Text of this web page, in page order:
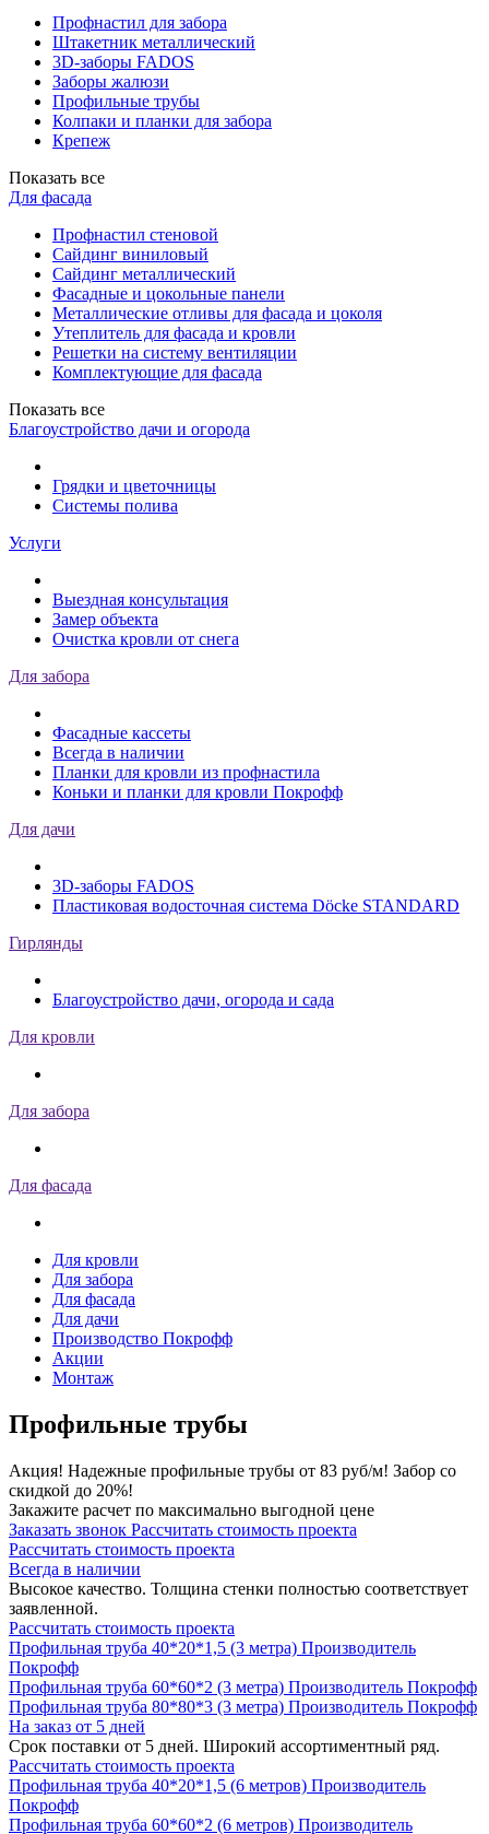
Профнастил для забора
Штакетник металлический
3D-заборы FADOS
Заборы жалюзи
Профильные трубы
Колпаки и планки для забора
Крепеж
Показать все
Для фасада
Профнастил стеновой
Сайдинг виниловый
Сайдинг металлический
Фасадные и цокольные панели
Металлические отливы для фасада и цоколя
Утеплитель для фасада и кровли
Решетки на систему вентиляции
Комплектующие для фасада
Показать все
Благоустройство дачи и огорода
Грядки и цветочницы
Системы полива
Услуги
Выездная консультация
Замер объекта
Очистка кровли от снега
Для забора
Фасадные кассеты
Всегда в наличии
Планки для кровли из профнастила
Коньки и планки для кровли Покрофф
Для дачи
3D-заборы FADOS
Пластиковая водосточная система Döcke STANDARD
Гирлянды
Благоустройство дачи, огорода и сада
Для кровли
Для забора
Для фасада
Для кровли
Для забора
Для фасада
Для дачи
Производство Покрофф
Акции
Монтаж
Профильные трубы
Акция! Надежные профильные трубы от 83 руб/м! Забор со
скидкой до 20%!
Закажите расчет по максимально выгодной цене
Заказать звонок Рассчитать стоимость проекта
Рассчитать стоимость проекта
Всегда в наличии
Высокое качество. Толщина стенки полностью соответствует
заявленной.
Рассчитать стоимость проекта
Профильная труба 40*20*1,5 (3 метра) Производитель
Покрофф
Профильная труба 60*60*2 (3 метра) Производитель Покрофф
Профильная труба 80*80*3 (3 метра) Производитель Покрофф
На заказ от 5 дней
Срок поставки от 5 дней. Широкий ассортиментный ряд.
Рассчитать стоимость проекта
Профильная труба 40*20*1,5 (6 метров) Производитель
Покрофф
Профильная труба 60*60*2 (6 метров) Производитель